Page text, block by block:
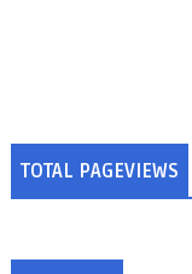
TOTAL PAGEVIEWS